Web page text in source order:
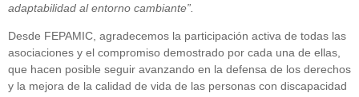
adaptabilidad al entorno cambiante”.
Desde FEPAMIC, agradecemos la participación activa de todas las
asociaciones y el compromiso demostrado por cada una de ellas,
que hacen posible seguir avanzando en la defensa de los derechos
y la mejora de la calidad de vida de las personas con discapacidad